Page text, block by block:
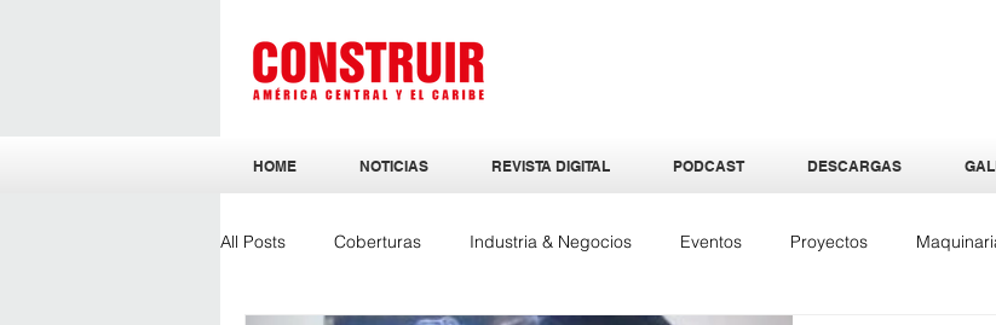
HOME NOTICIAS REVISTA DIGITAL PODCAST DESCARGAS
All Posts Coberturas Industria & Negocios Eventos Proyectos